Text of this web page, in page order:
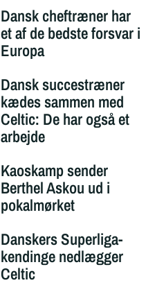
Dansk cheftræner har
et af de bedste forsvar i
Europa
Dansk succestræner
kædes sammen med
Celtic: De har også et
arbejde
Kaoskamp sender
Berthel Askou ud i
pokalmørket
Danskers Superliga-
kendinge nedlægger
Celtic